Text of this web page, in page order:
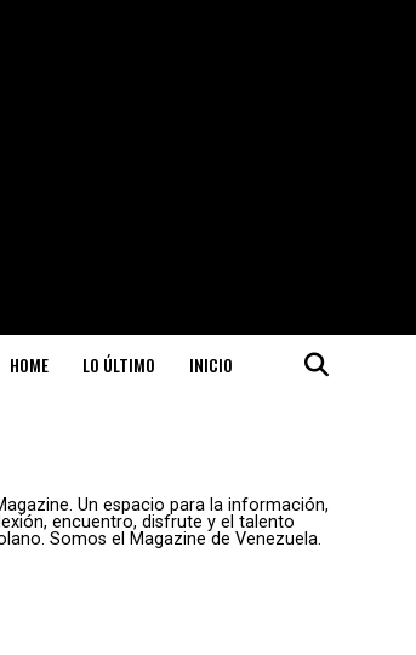
HOME LO ÚLTIMO INICIO
Un espacio para la información,
encuentro, disfrute y el talento
Somos el Magazine de Venezuela.